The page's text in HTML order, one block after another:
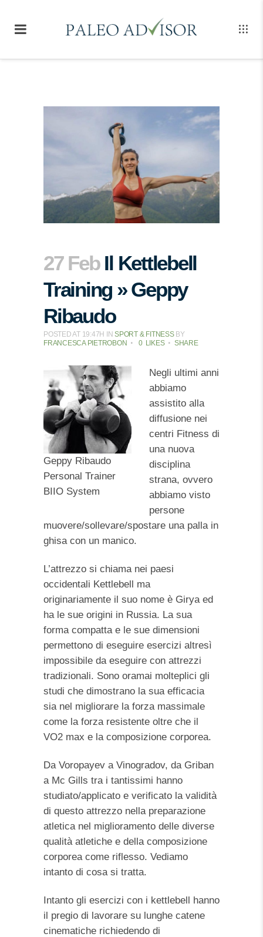
27 FebIl Kettlebell
Training » Geppy
Ribaudo
POSTED AT 19:47H INSPORT & FITNESS BY
FRANCESCA PIETROBON
0 LIKES SHARE
Geppy Ribaudo
Personal Trainer
BIIO System
Negli ultimi anni
abbiamo
assistito alla
diffusione nei
centri Fitness di
una nuova
disciplina
strana, ovvero
abbiamo visto
persone
muovere/sollevare/spostare una palla in
ghisa con un manico.
L’attrezzo si chiama nei paesi
occidentali Kettlebell ma
originariamente il suo nome è Girya ed
ha le sue origini in Russia. La sua
forma compatta e le sue dimensioni
permettono di eseguire esercizi altresì
impossibile da eseguire con attrezzi
tradizionali. Sono oramai molteplici gli
studi che dimostrano la sua efficacia
sia nel migliorare la forza massimale
come la forza resistente oltre che il
VO2 max e la composizione corporea.
Da Voropayev a Vinogradov, da Griban
a Mc Gills tra i tantissimi hanno
studiato/applicato e verificato la validità
di questo attrezzo nella preparazione
atletica nel miglioramento delle diverse
qualità atletiche e della composizione
corporea come riflesso. Vediamo
intanto di cosa si tratta.
Intanto gli esercizi con i kettlebell hanno
il pregio di lavorare su lunghe catene
cinematiche richiedendo di